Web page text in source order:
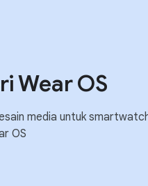
Wear OS
media untuk
OS